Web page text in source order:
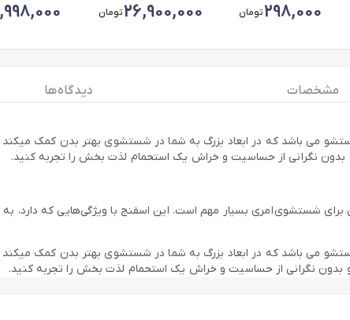
298,000تومان 26,900,000تومان
مشخصات
دیدگاه ها
می باشد که در ابعاد بزرگ به شما در شستشوی بهتر بدن کمک میکند
بدون نگرانی از حساسیت و خراش یک استحمام لذت بخش را تجربه کنید.
برای شستشوی امری بسیار مهم است. این اسفنج با ویژگی‌هایی که
می باشد که در ابعاد بزرگ به شما در شستشوی بهتر بدن کمک میکند
بدون نگرانی از حساسیت و خراش یک استحمام لذت بخش را تجربه کنید.